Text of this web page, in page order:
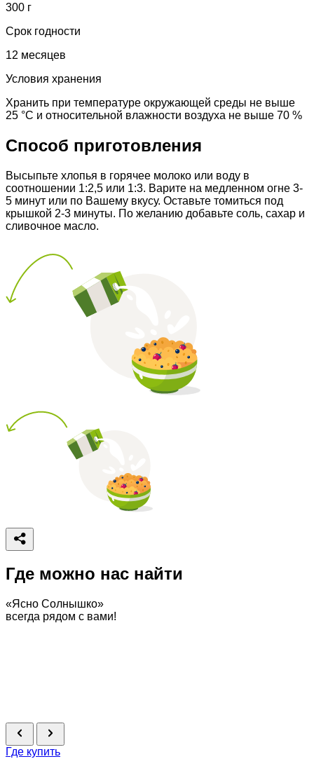
300 г
Срок годности
12 месяцев
Условия хранения
Хранить при температуре окружающей среды не выше
25 °С и относительной влажности воздуха не выше 70 %
Способ приготовления
Высыпьте хлопья в горячее молоко или воду в
соотношении 1:2,5 или 1:3. Варите на медленном огне 3-
5 минут или по Вашему вкусу. Оставьте томиться под
крышкой 2-3 минуты. По желанию добавьте соль, сахар и
сливочное масло.
Где можно нас найти
«Ясно Солнышко»
всегда рядом с вами!
Где купить